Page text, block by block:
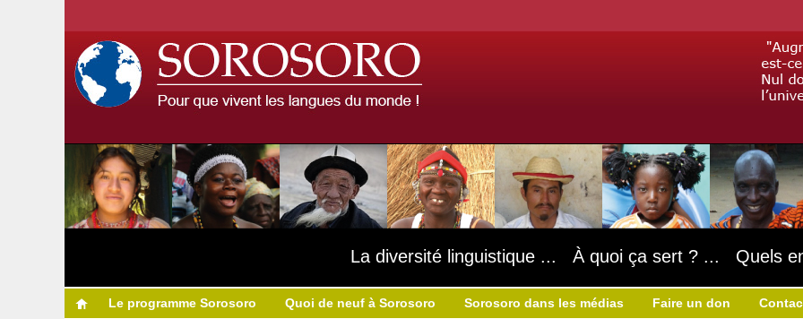
La diversité linguistique ... À quoi ça sert ? ... Quels
Le programme Sorosoro Quoi de neuf à Sorosoro Sorosoro dans les médias Faire un don